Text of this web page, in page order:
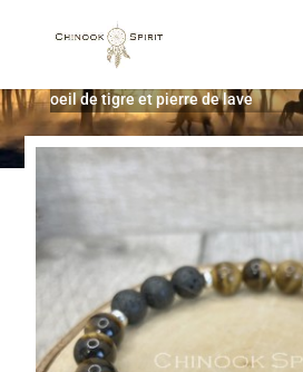
Bijoux
oeil de tigre et pierre de lave